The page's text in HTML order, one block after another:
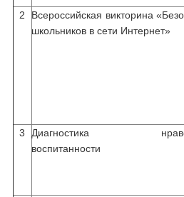
2
Всероссийская викторина
школьников в сети Интернет»
3
Диагностика
воспитанности